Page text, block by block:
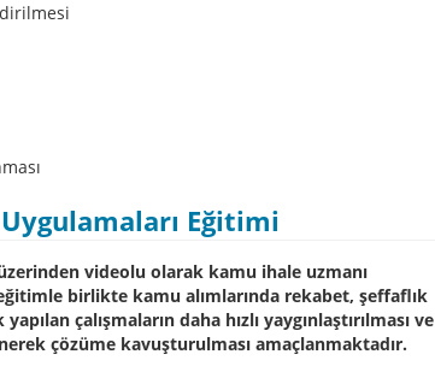
Eğitimi
videolu olarak kamu ihale uzmanı
birlikte kamu alımlarında rekabet, şeffaflık
çalışmaların daha hızlı yaygınlaştırılması ve
çözüme kavuşturulması amaçlanmaktadır.